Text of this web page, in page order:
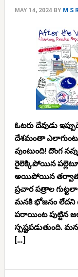
MAY 14, 2024BY M S
ఓటరు దేవుడు
దేశమంతా
వుంటుంది! దొంగ
రైలెక్కిపోయిన
అయిపోయిన తర్వాత
ప్రచార పత్రాల
మనకి భోజనం లేదని
పరాయింట పుట్టిన
స్పష్టపడుతుంది.
[…]